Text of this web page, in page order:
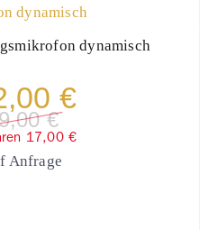
dynamisch
€
€
17,00 €